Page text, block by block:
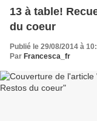
13 à table!
du coeur
Publié le 29/08/2014 à
Par Francesca_fr